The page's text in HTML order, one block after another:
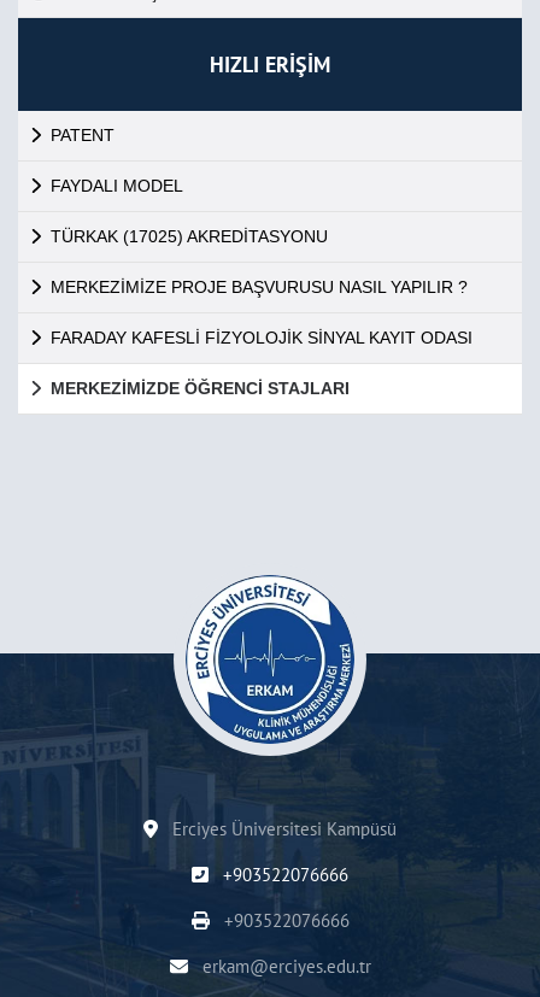
HIZLI ERİŞİM
PATENT
FAYDALI MODEL
TÜRKAK (17025) AKREDİTASYONU
MERKEZİMİZE PROJE BAŞVURUSU NASIL YAPILIR ?
FARADAY KAFESLİ FİZYOLOJİK SİNYAL KAYIT ODASI
MERKEZİMİZDE ÖĞRENCİ STAJLARI
Erciyes Üniversitesi Kampüsü
+903522076666
+903522076666
erkam@erciyes.edu.tr